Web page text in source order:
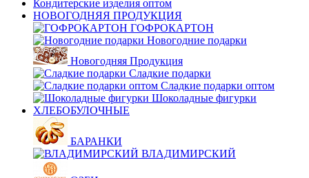
Кондитерские изделия оптом
НОВОГОДНЯЯ ПРОДУКЦИЯ
ГОФРОКАРТОН
Новогодние подарки
Новогодняя Продукция
Сладкие подарки
Сладкие подарки оптом
Шоколадные фигурки
ХЛЕБОБУЛОЧНЫЕ
БАРАНКИ
ВЛАДИМИРСКИЙ